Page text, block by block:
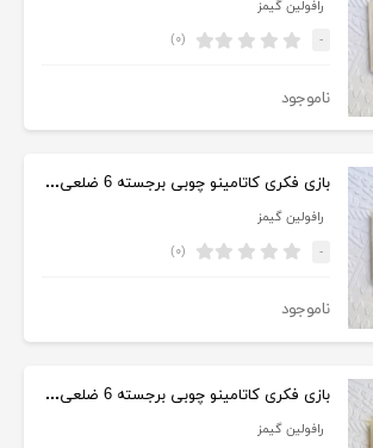
رافولین گیمز
- (۰)
ناموجود
بازی فکری کاتامینو چوبی برجسته 6 ضلعی دایناسور
رافولین گیمز
- (۰)
ناموجود
بازی فکری کاتامینو چوبی برجسته 6 ضلعی حیوانات مزرعه
رافولین گیمز